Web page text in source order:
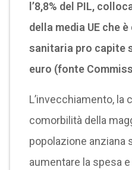
l’8,8% del PIL,
della media UE che
sanitaria pro capite
euro (fonte
L’invecchiamento, la
comorbilità della
popolazione anziana
aumentare la spesa